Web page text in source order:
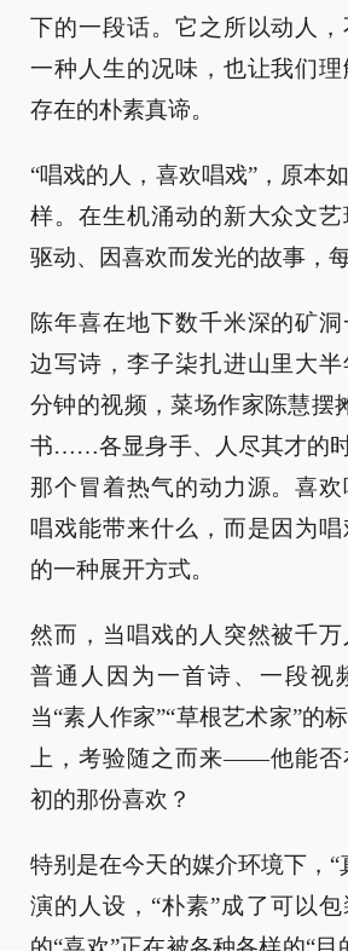
下的一段话。它之所以动人
一种人生的况味，也让我们
存在的朴素真谛。
“唱戏的人，喜欢唱戏”，原本
样。在生机涌动的新大众文
驱动、因喜欢而发光的故事，
陈年喜在地下数千米深的矿
边写诗，李子柒扎进山里大
分钟的视频，菜场作家陈慧摆
书……各显身手、人尽其才的
那个冒着热气的动力源。喜
唱戏能带来什么，而是因为
的一种展开方式。
然而，当唱戏的人突然被千
普通人因为一首诗、一段视
当“素人作家”“草根艺术家”的
上，考验随之而来——他能否
初的那份喜欢？
特别是在今天的媒介环境下，“
演的人设，“朴素”成了可以